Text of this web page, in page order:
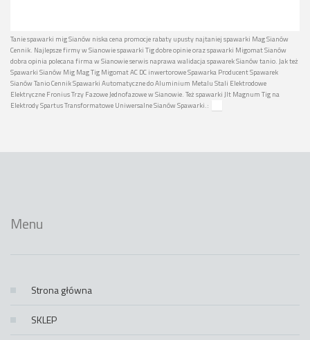
Tanie spawarki mig Sianów niska cena promocje rabaty upusty najtaniej spawarki Mag Sianów
Cennik. Najlepsze firmy w Sianowie spawarki Tig dobre opinie oraz spawarki Migomat Sianów
dobra opinia polecana firma w Sianowie serwis naprawa walidacja spawarek Sianów tanio. Jak też
Spawarki Sianów Mig Mag Tig Migomat AC DC inwertorowe Spawarka Producent Spawarek
Sianów Tanio Cennik Spawarki Automatyczne do Aluminium Metalu Stali Elektrodowe
Elektryczne Fronius Trzy Fazowe Jednofazowe w Sianowie. Też spawarki Jlt Magnum Tig na
Elektrody Spartus Transformatowe Uniwersalne Sianów Spawarki.:
Menu
Strona główna
SKLEP